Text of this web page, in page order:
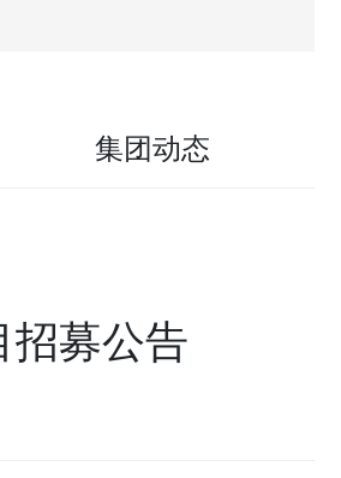
集团动态
招募公告